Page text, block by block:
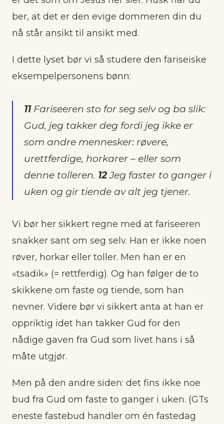
ber, at det er den evige dommeren din du
nå står ansikt til ansikt med.
I dette lyset bør vi så studere den fariseiske
eksempelpersonens bønn:
11 Fariseeren sto for seg selv og ba slik:
Gud, jeg takker deg fordi jeg ikke er
som andre mennesker: røvere,
urettferdige, horkarer – eller som
denne tolleren. 12Jeg faster to ganger i
uken og gir tiende av alt jeg tjener.
Vi bør her sikkert regne med at fariseeren
snakker sant om seg selv. Han er ikke noen
røver, horkar eller toller. Men han er en
«tsadik» (= rettferdig). Og han følger de to
skikkene om faste og tiende, som han
nevner. Videre bør vi sikkert anta at han er
oppriktig idet han takker Gud for den
nådige gaven fra Gud som livet hans i så
måte utgjør.
Men på den andre siden: det fins ikke noe
bud fra Gud om faste to ganger i uken. (GTs
eneste fastebud handler om én fastedag